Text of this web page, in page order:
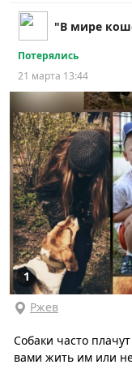
"В мире
Потерялись
21 марта 13:44
1
Ржев
Собаки часто
вами жить им или